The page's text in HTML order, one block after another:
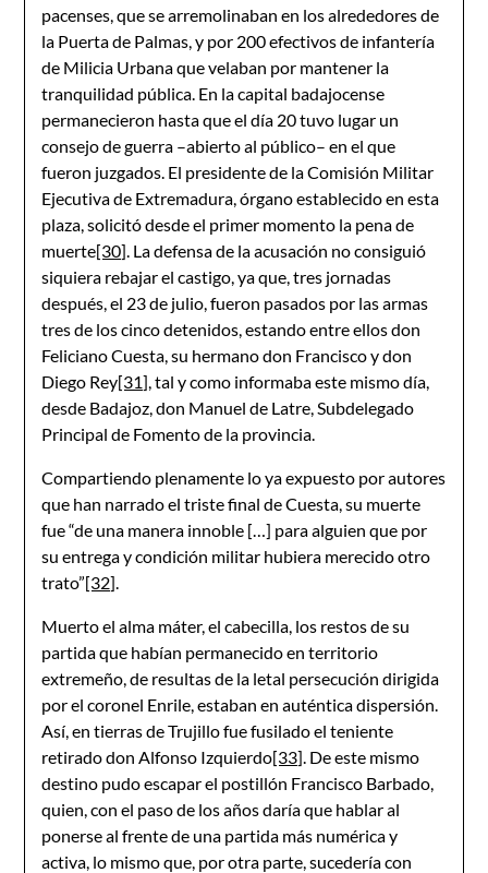
pacenses, que se arremolinaban en los alrededores de
la Puerta de Palmas, y por 200 efectivos de infantería
de Milicia Urbana que velaban por mantener la
tranquilidad pública. En la capital badajocense
permanecieron hasta que el día 20 tuvo lugar un
consejo de guerra –abierto al público– en el que
fueron juzgados. El presidente de la Comisión Militar
Ejecutiva de Extremadura, órgano establecido en esta
plaza, solicitó desde el primer momento la pena de
muerte[30]. La defensa de la acusación no consiguió
siquiera rebajar el castigo, ya que, tres jornadas
después, el 23 de julio, fueron pasados por las armas
tres de los cinco detenidos, estando entre ellos don
Feliciano Cuesta, su hermano don Francisco y don
Diego Rey[31], tal y como informaba este mismo día,
desde Badajoz, don Manuel de Latre, Subdelegado
Principal de Fomento de la provincia.
Compartiendo plenamente lo ya expuesto por autores
que han narrado el triste final de Cuesta, su muerte
fue “de una manera innoble […] para alguien que por
su entrega y condición militar hubiera merecido otro
trato”[32].
Muerto el alma máter, el cabecilla, los restos de su
partida que habían permanecido en territorio
extremeño, de resultas de la letal persecución dirigida
por el coronel Enrile, estaban en auténtica dispersión.
Así, en tierras de Trujillo fue fusilado el teniente
retirado don Alfonso Izquierdo[33]. De este mismo
destino pudo escapar el postillón Francisco Barbado,
quien, con el paso de los años daría que hablar al
ponerse al frente de una partida más numérica y
activa, lo mismo que, por otra parte, sucedería con